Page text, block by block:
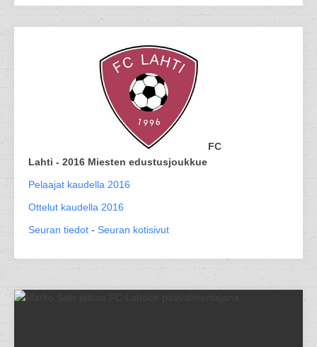
FC
Lahti - 2016 Miesten edustusjoukkue
Pelaajat kaudella 2016
Ottelut kaudella 2016
Seuran tiedot - Seuran kotisivut